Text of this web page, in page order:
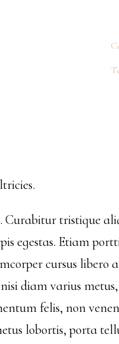
Curabitur tristique
egestas. Etiam
cursus
diam varius
felis, non
lobortis, porta